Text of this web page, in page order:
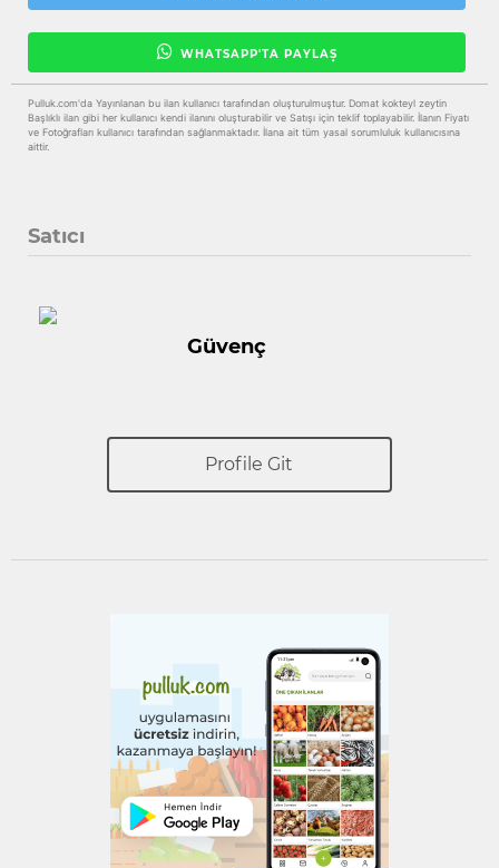
WHATSAPP'TA PAYLAŞ
Pulluk.com'da Yayınlanan bu ilan kullanıcı tarafından oluşturulmuştur. Domat kokteyl zeytin
Başlıklı ilan gibi her kullanıcı kendi ilanını oluşturabilir ve Satışı için teklif toplayabilir. İlanın Fiyatı
ve Fotoğrafları kullanıcı tarafından sağlanmaktadır. İlana ait tüm yasal sorumluluk kullanıcısına
aittir.
Satıcı
Güvenç
Profile Git